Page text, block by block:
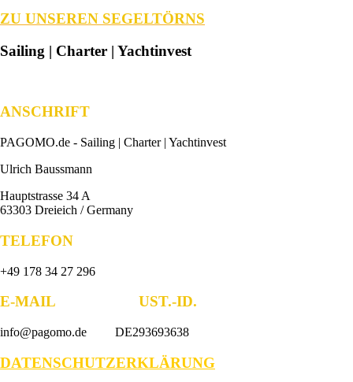
ZU UNSEREN SEGELTÖRNS
Sailing | Charter | Yachtinvest
ANSCHRIFT
PAGOMO.de - Sailing | Charter | Yachtinvest
Ulrich Baussmann
Hauptstrasse 34 A
63303 Dreieich / Germany
TELEFON
+49 178 34 27 296
E-MAIL UST.-ID.
info@pagomo.de DE293693638
DATENSCHUTZERKLÄRUNG